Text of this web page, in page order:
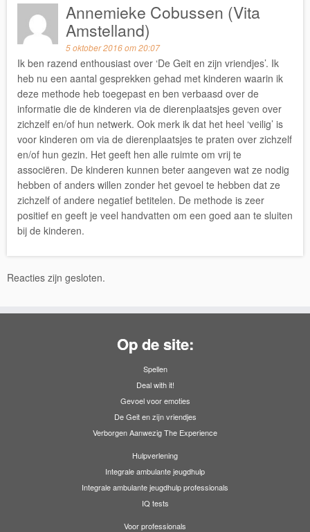
Annemieke Cobussen (Vita
Amstelland)
5 oktober 2016 om 20:07
Ik ben razend enthousiast over ‘De Geit en zijn vriendjes’. Ik
heb nu een aantal gesprekken gehad met kinderen waarin ik
deze methode heb toegepast en ben verbaasd over de
informatie die de kinderen via de dierenplaatsjes geven over
zichzelf en/of hun netwerk. Ook merk ik dat het heel ‘veilig’ is
voor kinderen om via de dierenplaatsjes te praten over zichzelf
en/of hun gezin. Het geeft hen alle ruimte om vrij te
associëren. De kinderen kunnen beter aangeven wat ze nodig
hebben of anders willen zonder het gevoel te hebben dat ze
zichzelf of andere negatief betitelen. De methode is zeer
positief en geeft je veel handvatten om een goed aan te sluiten
bij de kinderen.
Reacties zijn gesloten.
Op de site:
Spellen
Deal with it!
Gevoel voor emoties
De Geit en zijn vriendjes
Verborgen Aanwezig The Experience
Hulpverlening
Integrale ambulante jeugdhulp
Integrale ambulante jeugdhulp professionals
IQ tests
Voor professionals